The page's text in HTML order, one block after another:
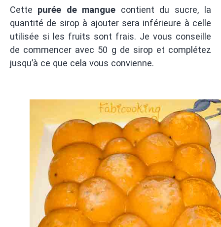
Cette purée de mangue contient du sucre, la
quantité de sirop à ajouter sera inférieure à celle
utilisée si les fruits sont frais. Je vous conseille
de commencer avec 50 g de sirop et complétez
jusqu’à ce que cela vous convienne.